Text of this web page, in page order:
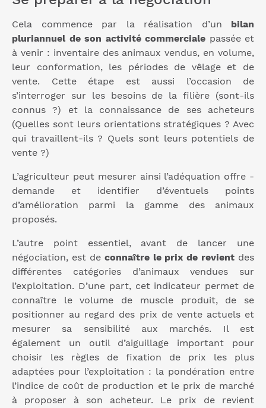
Cela commence par la réalisation d’un bilan
pluriannuel de son activité commerciale passée et
à venir : inventaire des animaux vendus, en volume,
leur conformation, les périodes de vêlage et de
vente. Cette étape est aussi l’occasion de
s’interroger sur les besoins de la filière (sont-ils
connus ?) et la connaissance de ses acheteurs
(Quelles sont leurs orientations stratégiques ? Avec
qui travaillent-ils ? Quels sont leurs potentiels de
vente ?)
L’agriculteur peut mesurer ainsi l’adéquation offre -
demande et identifier d’éventuels points
d’amélioration parmi la gamme des animaux
proposés.
L’autre point essentiel, avant de lancer une
négociation, est de connaître le prix de revient des
différentes catégories d’animaux vendues sur
l’exploitation. D’une part, cet indicateur permet de
connaître le volume de muscle produit, de se
positionner au regard des prix de vente actuels et
mesurer sa sensibilité aux marchés. Il est
également un outil d’aiguillage important pour
choisir les règles de fixation de prix les plus
adaptées pour l’exploitation : la pondération entre
l’indice de coût de production et le prix de marché
à proposer à son acheteur. Le prix de revient